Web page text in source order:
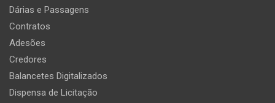
Dárias e Passagens
Contratos
Adesões
Credores
Balancetes Digitalizados
Dispensa de Licitação